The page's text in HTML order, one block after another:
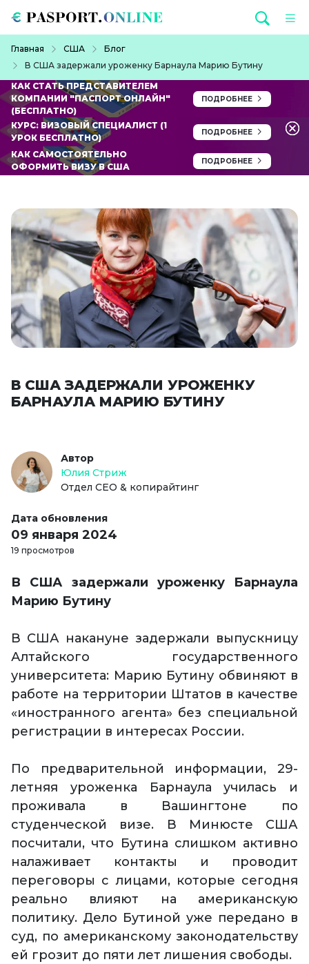
Главная США
Блог
В США задержали уроженку Барнаула Марию Бутину
КАК СТАТЬ ПРЕДСТАВИТЕЛЕМ
КОМПАНИИ "ПАСПОРТ ОНЛАЙН"
(БЕСПЛАТНО)
ПОДРОБНЕЕ
КУРС: ВИЗОВЫЙ СПЕЦИАЛИСТ (1
УРОК БЕСПЛАТНО)
ПОДРОБНЕЕ
КАК САМОСТОЯТЕЛЬНО
ОФОРМИТЬ ВИЗУ В США
ПОДРОБНЕЕ
В США ЗАДЕРЖАЛИ УРОЖЕНКУ
БАРНАУЛА МАРИЮ БУТИНУ
Автор
Юлия Стриж
Отдел СЕО & копирайтинг
Дата обновления
09 января 2024
19 просмотров
В США задержали уроженку Барнаула
Марию Бутину
В США накануне задержали выпускницу
Алтайского государственного
университета: Марию Бутину обвиняют в
работе на территории Штатов в качестве
«иностранного агента» без специальной
регистрации в интересах России.
По предварительной информации, 29-
летняя уроженка Барнаула училась и
проживала в Вашингтоне по
студенческой визе. В Минюсте США
посчитали, что Бутина слишком активно
налаживает контакты и проводит
переговоры с лицами, которые сегодня
реально влияют на американскую
политику. Дело Бутиной уже передано в
суд, по американскому законодательству
ей грозит до пяти лет лишения свободы.